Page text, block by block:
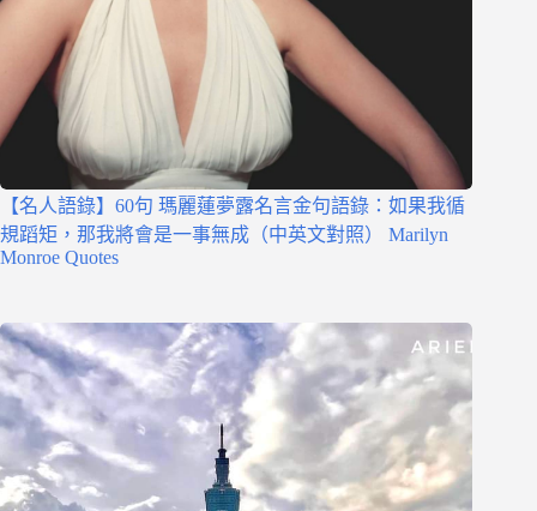
【名人語錄】60句 瑪麗蓮夢露名言金句語錄：如果我循
規蹈矩，那我將會是一事無成（中英文對照） Marilyn
Monroe Quotes